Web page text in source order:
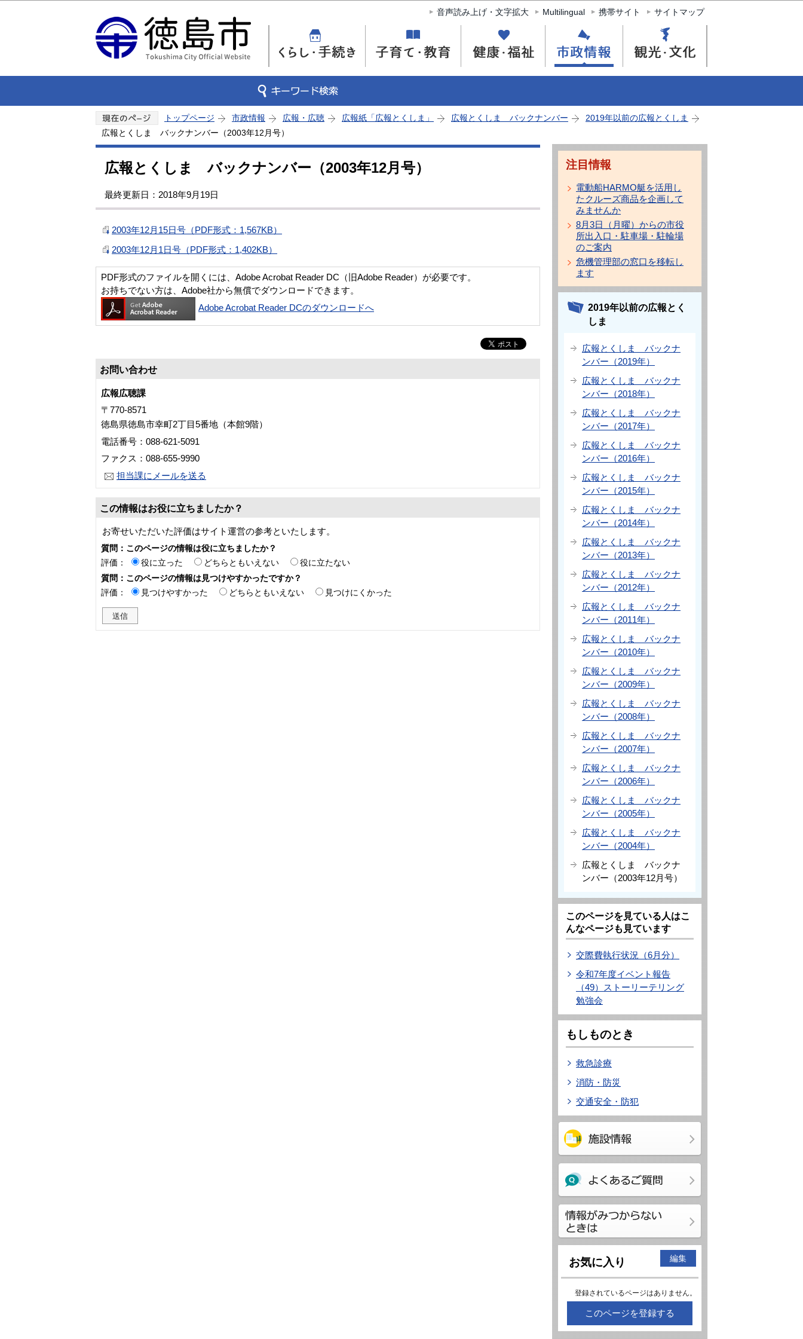
このページの本文へ移動
音声読み上げ・文字拡大 Multilingual 携帯サイト サイトマップ
トップページ 市政情報 広報・広聴 広報紙「広報とくしま」 広報とくしま バックナンバー
2019年以前の広報とくしま
広報とくしま バックナンバー（2003年12月号）
広報とくしま バックナンバー（2003年12月号）
最終更新日：2018年9月19日
2003年12月15日号（PDF形式：1,567KB）
2003年12月1日号（PDF形式：1,402KB）
PDF形式のファイルを開くには、Adobe Acrobat Reader DC（旧Adobe Reader）が必要です。
お持ちでない方は、Adobe社から無償でダウンロードできます。
Adobe Acrobat Reader DCのダウンロードへ
お問い合わせ
広報広聴課
〒770-8571
徳島県徳島市幸町2丁目5番地（本館9階）
電話番号：088-621-5091
ファクス：088-655-9990
担当課にメールを送る
この情報はお役に立ちましたか？
お寄せいただいた評価はサイト運営の参考といたします。
質問：このページの情報は役に立ちましたか？
評価：
役に立った どちらともいえない
役に立たない
質問：このページの情報は見つけやすかったですか？
評価：
見つけやすかった どちらともいえない 見つけにくかった
注目情報
電動船HARMO艇を活用し
たクルーズ商品を企画して
みませんか
8月3日（月曜）からの市役
所出入口・駐車場・駐輪場
のご案内
危機管理部の窓口を移転し
ます
2019年以前の広報とく
しま
広報とくしま バックナ
ンバー（2019年）
広報とくしま バックナ
ンバー（2018年）
広報とくしま バックナ
ンバー（2017年）
広報とくしま バックナ
ンバー（2016年）
広報とくしま バックナ
ンバー（2015年）
広報とくしま バックナ
ンバー（2014年）
広報とくしま バックナ
ンバー（2013年）
広報とくしま バックナ
ンバー（2012年）
広報とくしま バックナ
ンバー（2011年）
広報とくしま バックナ
ンバー（2010年）
広報とくしま バックナ
ンバー（2009年）
広報とくしま バックナ
ンバー（2008年）
広報とくしま バックナ
ンバー（2007年）
広報とくしま バックナ
ンバー（2006年）
広報とくしま バックナ
ンバー（2005年）
広報とくしま バックナ
ンバー（2004年）
広報とくしま バックナ
ンバー（2003年12月号）
このページを見ている人はこ
んなページも見ています
交際費執行状況（6月分）
令和7年度イベント報告
（49）ストーリーテリング
勉強会
もしものとき
救急診療
消防・防災
交通安全・防犯
お気に入り 編集
登録されているページはありません。
このページを登録する